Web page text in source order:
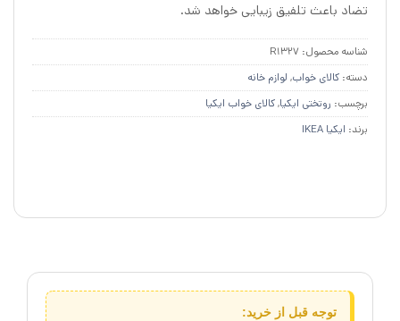
تضاد باعث تلفیق زیبایی خواهد شد.
شناسه محصول: R1327
دسته: کالای خواب, لوازم خانه
برچسب: روتختی ایکیا,کالای خواب ایکیا
برند: ایکیا IKEA
توجه قبل از خرید: